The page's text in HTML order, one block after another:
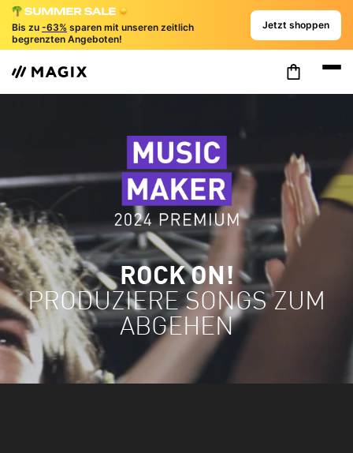
Bis zu -63% sparen mit unseren zeitlich
begrenzten Angeboten!
Jetzt shoppen
ROCK ON!
PRODUZIERE SONGS ZUM
ABGEHEN